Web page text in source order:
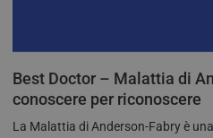
Best Doctor – Malattia di
conoscere per riconoscere
La Malattia di Anderson-Fabry è